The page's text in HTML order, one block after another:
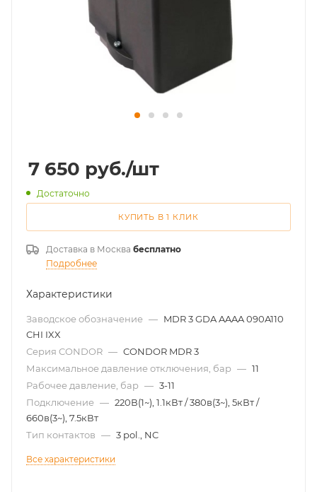
7 650 руб./шт
Достаточно
КУПИТЬ В 1 КЛИК
Доставка в Москва бесплатно
Подробнее
Характеристики
Заводское обозначение — MDR 3 GDA AAAA 090A110
CHI IXX
Серия CONDOR — CONDOR MDR 3
Максимальное давление отключения, бар — 11
Рабочее давление, бар — 3-11
Подключение — 220В(1~), 1.1кВт / 380в(3~), 5кВт /
660в(3~), 7.5кВт
Тип контактов — 3 pol., NC
Все характеристики